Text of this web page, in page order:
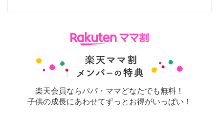
楽天会員ならパパ・ママどなたでも無料！
子供の成長にあわせてずっとお得がいっぱい！